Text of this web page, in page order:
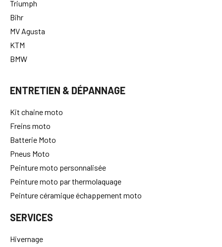
Triumph
Bihr
MV Agusta
KTM
BMW
ENTRETIEN & DÉPANNAGE
Kit chaine moto
Freins moto
Batterie Moto
Pneus Moto
Peinture moto personnalisée
Peinture moto par thermolaquage
Peinture céramique échappement moto
SERVICES
Hivernage